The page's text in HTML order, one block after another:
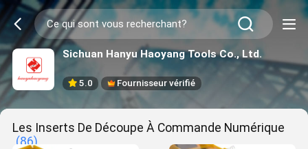
Sichuan Hanyu Haoyang Tools Co., Ltd.
5.0 Fournisseur vérifié
Les Inserts De Découpe À Commande Numérique
(86)